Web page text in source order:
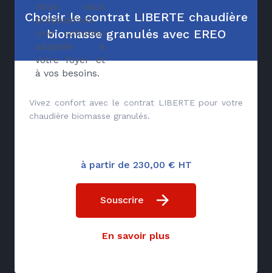
nous vous
proposerons
une sollution
adaptée à
votre foyer et
à vos besoins.
Choisir le contrat LIBERTE chaudière
biomasse granulés avec EREO
Vivez confort avec le contrat LIBERTE pour votre
chaudière biomasse granulés.
à partir de 230,00 € HT
Souscrire
En savoir plus